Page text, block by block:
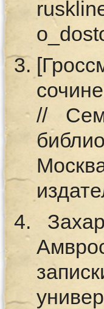
//